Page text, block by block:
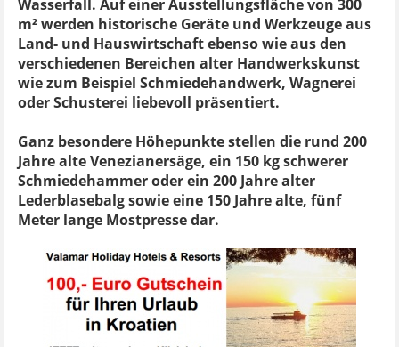
Wasserfall. Auf einer Ausstellungsfläche von 300
m² werden historische Geräte und Werkzeuge aus
Land- und Hauswirtschaft ebenso wie aus den
verschiedenen Bereichen alter Handwerkskunst
wie zum Beispiel Schmiedehandwerk, Wagnerei
oder Schusterei liebevoll präsentiert.
Ganz besondere Höhepunkte stellen die rund 200
Jahre alte Venezianersäge, ein 150 kg schwerer
Schmiedehammer oder ein 200 Jahre alter
Lederblasebalg sowie eine 150 Jahre alte, fünf
Meter lange Mostpresse dar.